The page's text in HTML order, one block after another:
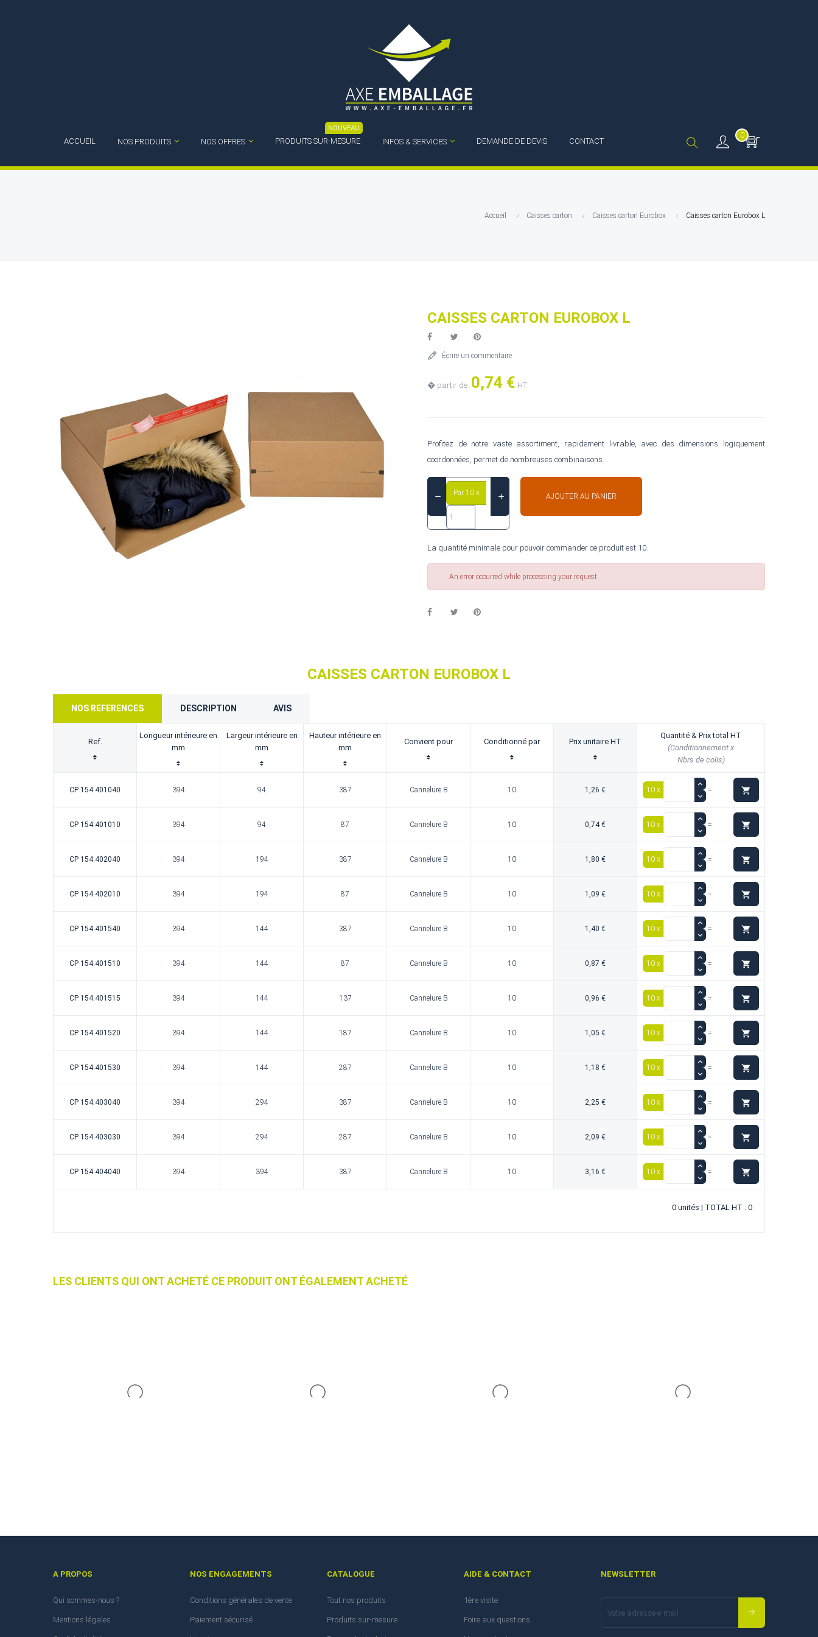
ACCUEIL NOS PRODUITS NOS OFFRES PRODUITS SUR-MESURE
NOUVEAU
INFOS & SERVICES DEMANDE DE DEVIS CONTACT
0
Accueil Caisses carton Caisses carton Eurobox Caisses carton Eurobox L
CAISSES CARTON EUROBOX L
Écrire un commentaire
� partir de 0,74 € HT
Profitez de notre vaste assortiment, rapidement livrable, avec des dimensions logiquement
coordonnées, permet de nombreuses combinaisons...
Par 10 x AJOUTER AU PANIER
La quantité minimale pour pouvoir commander ce produit est 10.
An error occurred while processing your request
CAISSES CARTON EUROBOX L
NOS REFERENCES DESCRIPTION AVIS
Ref.
Longueur intérieure en
mm
Largeur intérieure en
mm
Hauteur intérieure en
mm
Convient pour Conditionné par Prix unitaire HT
Quantité & Prix total HT
(Conditionnement x
Nbrs de colis)
CP 154.401040 394 94 387 Cannelure B 10 1,26 € 10 x = 
CP 154.401010 394 94 87 Cannelure B 10 0,74 € 10 x = 
CP 154.402040 394 194 387 Cannelure B 10 1,80 € 10 x = 
CP 154.402010 394 194 87 Cannelure B 10 1,09 € 10 x = 
CP 154.401540 394 144 387 Cannelure B 10 1,40 € 10 x = 
CP 154.401510 394 144 87 Cannelure B 10 0,87 € 10 x = 
CP 154.401515 394 144 137 Cannelure B 10 0,96 € 10 x = 
CP 154.401520 394 144 187 Cannelure B 10 1,05 € 10 x = 
CP 154.401530 394 144 287 Cannelure B 10 1,18 € 10 x = 
CP 154.403040 394 294 387 Cannelure B 10 2,25 € 10 x = 
CP 154.403030 394 294 287 Cannelure B 10 2,09 € 10 x = 
CP 154.404040 394 394 387 Cannelure B 10 3,16 € 10 x = 
0 unités | TOTAL HT : 0
LES CLIENTS QUI ONT ACHETÉ CE PRODUIT ONT ÉGALEMENT ACHETÉ
A PROPOS
Qui sommes-nous ?
Mentions légales
NOS ENGAGEMENTS
Conditions générales de vente
Paiement sécurisé
CATALOGUE
Tout nos produits
Produits sur-mesure
AIDE & CONTACT
1ère visite
Foire aux questions
NEWSLETTER